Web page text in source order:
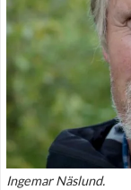
Ingemar Näslund.